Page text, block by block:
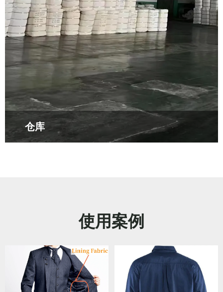
仓库
使用案例
伙伴1 伙伴2